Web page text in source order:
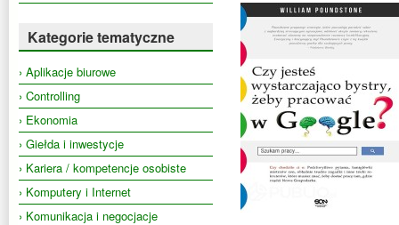
Kategorie tematyczne
› Aplikacje biurowe
› Controlling
› Ekonomia
› Giełda i inwestycje
› Kariera / kompetencje osobiste
› Komputery i Internet
› Komunikacja i negocjacje